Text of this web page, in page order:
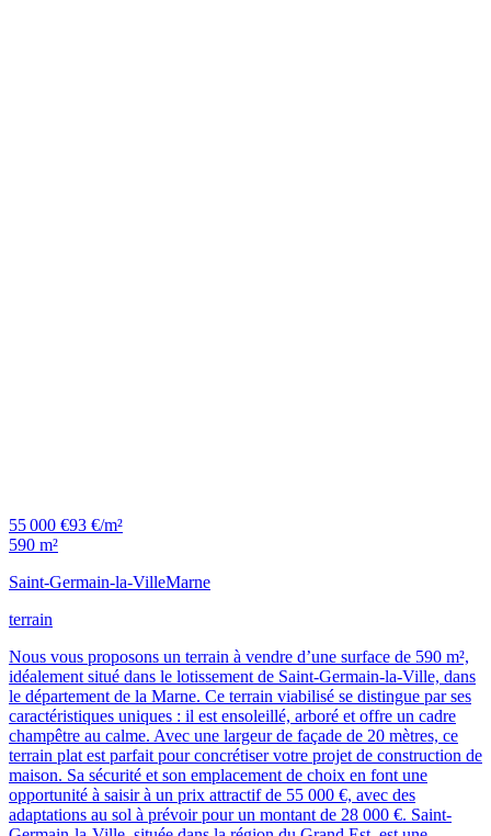
55 000 €93 €/m²
590 m²
Saint-Germain-la-VilleMarne
terrain
Nous vous proposons un terrain à vendre d’une surface de 590 m²,
idéalement situé dans le lotissement de Saint-Germain-la-Ville, dans
le département de la Marne. Ce terrain viabilisé se distingue par ses
caractéristiques uniques : il est ensoleillé, arboré et offre un cadre
champêtre au calme. Avec une largeur de façade de 20 mètres, ce
terrain plat est parfait pour concrétiser votre projet de construction de
maison. Sa sécurité et son emplacement de choix en font une
opportunité à saisir à un prix attractif de 55 000 €, avec des
adaptations au sol à prévoir pour un montant de 28 000 €. Saint-